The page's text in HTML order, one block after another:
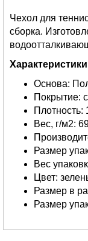
Чехол для
сборка.
Основа:
Покрытие:
Плотность:
Вес, г/м2:
Размер
Вес
Цвет:
Размер в
Размер